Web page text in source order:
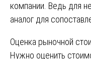
компании. Ведь для
аналог для
Навигация
Оценка рыночной
Нужно оценить